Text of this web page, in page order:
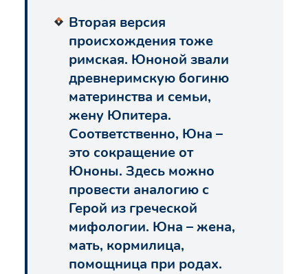
Вторая версия
происхождения тоже
римская. Юноной звали
древнеримскую богиню
материнства и семьи,
жену Юпитера.
Соответственно, Юна –
это сокращение от
Юноны. Здесь можно
провести аналогию с
Герой из греческой
мифологии. Юна – жена,
мать, кормилица,
помощница при родах.